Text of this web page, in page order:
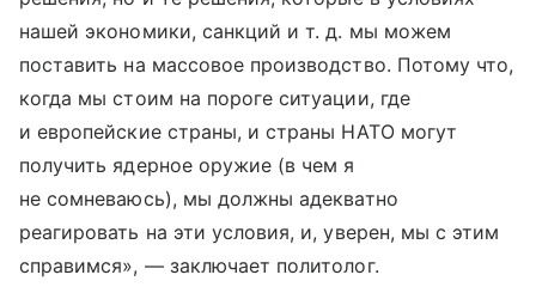
нашей экономики, санкций и т. д. мы можем
поставить на массовое производство. Потому что,
когда мы стоим на пороге ситуации, где
и европейские страны, и страны НАТО могут
получить ядерное оружие (в чем я
не сомневаюсь), мы должны адекватно
реагировать на эти условия, и, уверен, мы с этим
справимся», — заключает политолог.